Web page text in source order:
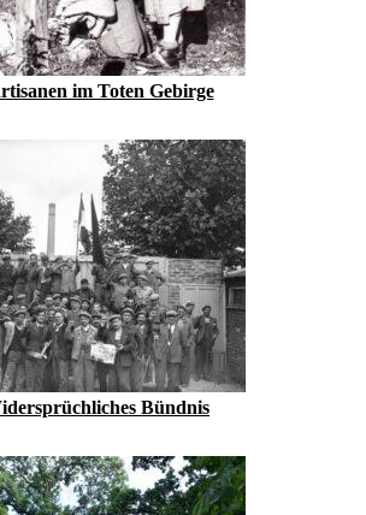
im Toten Gebirge
Bündnis